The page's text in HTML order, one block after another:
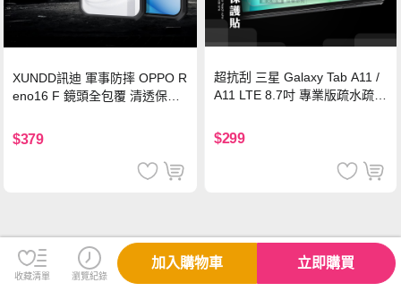
XUNDD訊迪 軍事防摔 OPPO R
eno16 F 鏡頭全包覆 清透保護
$379
超抗刮 三星 Galaxy Tab A11 /
A11 LTE 8.7吋 專業版疏水疏油
$299
收藏清單 瀏覽紀錄
加入購物車 立即購買